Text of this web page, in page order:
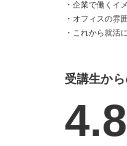
・企業で働くイ
・オフィスの雰
・これから就活
受講生か
4.8